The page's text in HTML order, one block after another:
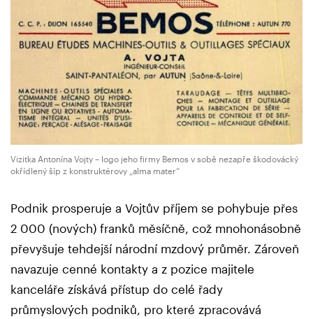
Vizitka Antonína Vojty – logo jeho firmy Bemos v sobě nezapře škodovácký
okřídlený šíp z konstruktérovy „alma mater“
Podnik prosperuje a Vojtův příjem se pohybuje přes
2 000 (nových) franků měsíčně, což mnohonásobně
převyšuje tehdejší národní mzdový průměr. Zároveň
navazuje cenné kontakty a z pozice majitele
kanceláře získává přístup do celé řady
průmyslových podniků, pro které zpracovává